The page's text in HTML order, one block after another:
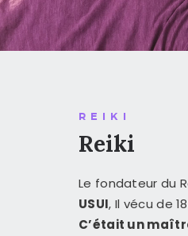
MORIA
MÉDITATION
ÉVÈNEMENTS
ARTICLES
PARTENAIRES
CONTACT
REIKI
Reiki
Le fondateur du
USUI, Il vécu de
C’était un